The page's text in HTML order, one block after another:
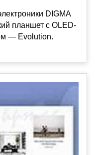
DIGMA
планшет c OLED-
— Evolution.